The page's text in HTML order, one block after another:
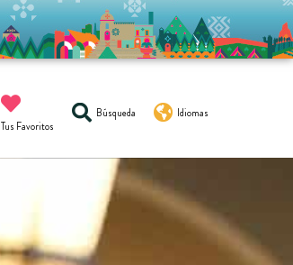
Tus Favoritos
Búsqueda Idiomas